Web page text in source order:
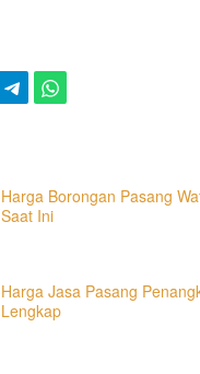
Harga Borongan Pasang
Saat Ini
Harga Jasa Pasang
Lengkap